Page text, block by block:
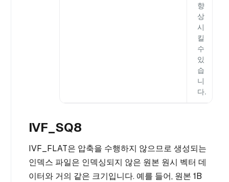
향
상
시
킬
수
있
습
니
다.
IVF_SQ8
IVF_FLAT은 압축을 수행하지 않으므로 생성되는
인덱스 파일은 인덱싱되지 않은 원본 원시 벡터 데
이터와 거의 같은 크기입니다. 예를 들어, 원본 1B